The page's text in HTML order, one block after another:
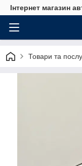
Інтернет магазин
Товари та